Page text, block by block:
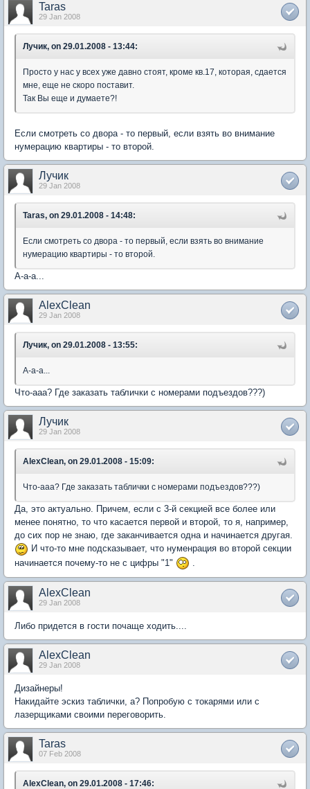
Taras
29 Jan 2008
Лучик, on 29.01.2008 - 13:44:
Просто у нас у всех уже давно стоят, кроме кв.17, которая, сдается
мне, еще не скоро поставит.
Так Вы еще и думаете?!
Если смотреть со двора - то первый, если взять во внимание
нумерацию квартиры - то второй.
Лучик
29 Jan 2008
Taras, on 29.01.2008 - 14:48:
Если смотреть со двора - то первый, если взять во внимание
нумерацию квартиры - то второй.
А-а-а...
AlexClean
29 Jan 2008
Лучик, on 29.01.2008 - 13:55:
А-а-а...
Что-ааа? Где заказать таблички с номерами подъездов???)
Лучик
29 Jan 2008
AlexClean, on 29.01.2008 - 15:09:
Что-ааа? Где заказать таблички с номерами подъездов???)
Да, это актуально. Причем, если с 3-й секцией все более или
менее понятно, то что касается первой и второй, то я, например,
до сих пор не знаю, где заканчивается одна и начинается другая.
И что-то мне подсказывает, что нуменрация во второй секции
начинается почему-то не с цифры "1"
AlexClean
29 Jan 2008
Либо придется в гости почаще ходить....
AlexClean
29 Jan 2008
Дизайнеры!
Накидайте эскиз таблички, а? Попробую с токарями или с
лазерщиками своими переговорить.
Taras
07 Feb 2008
AlexClean, on 29.01.2008 - 17:46: